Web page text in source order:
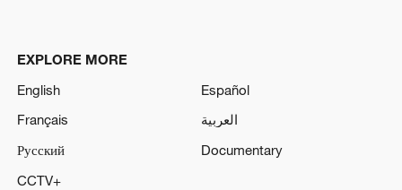
EXPLORE MORE
English
Español
Français
العربية
Русский
Documentary
CCTV+